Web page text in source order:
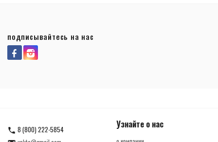
подписывайтесь на нас
8 (800) 222-5854
Узнайте о нас